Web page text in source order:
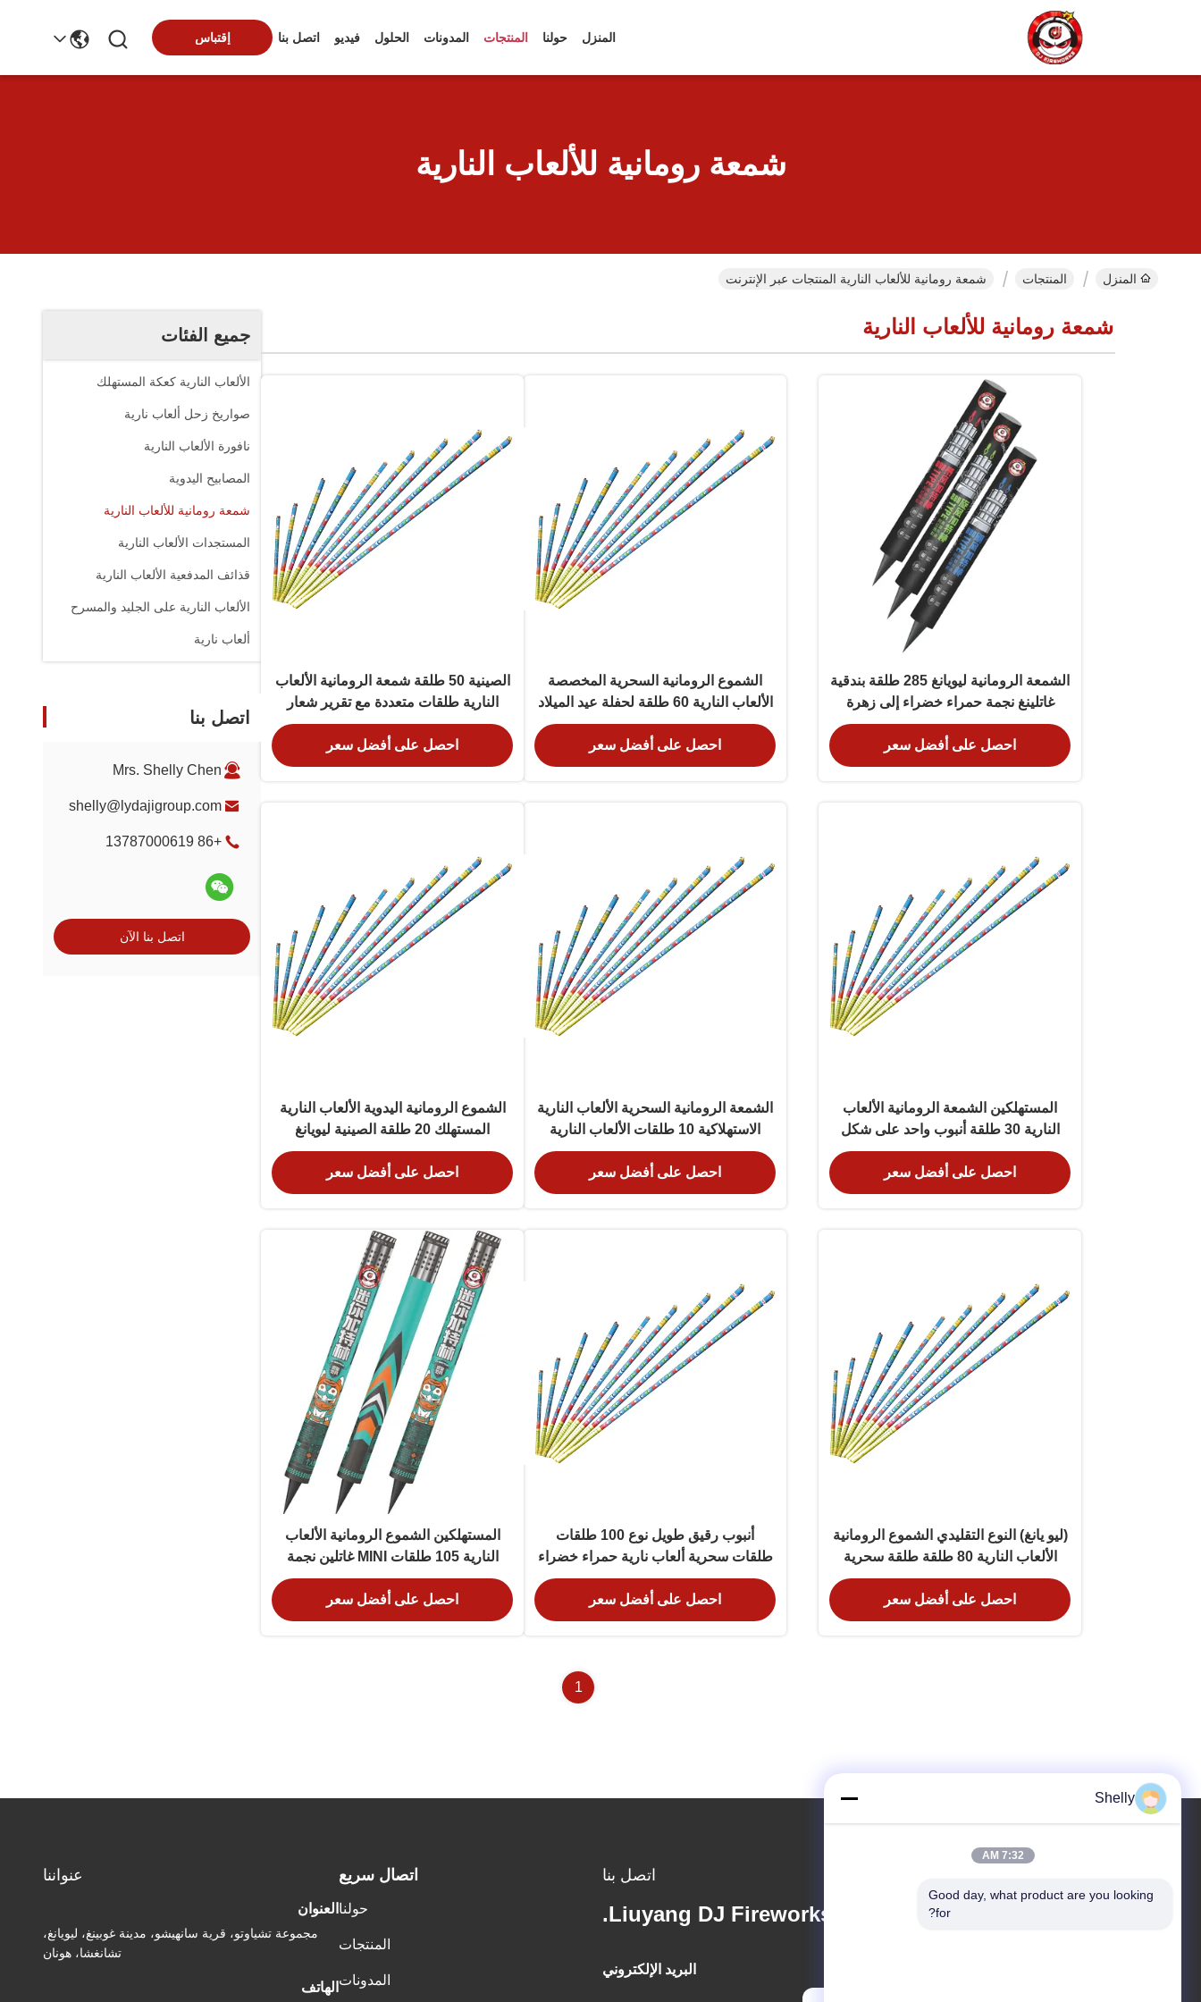
المنزل حولنا المنتجات المدونات الحلول فيديو اتصل بنا إقتباس
شمعة رومانية للألعاب النارية
المنزل المنتجات شمعة رومانية للألعاب النارية المنتجات عبر الإنترنت
جميع الفئات
الألعاب النارية كعكة المستهلك
صواريخ زحل ألعاب نارية
نافورة الألعاب النارية
المصابيح اليدوية
شمعة رومانية للألعاب النارية
المستجدات الألعاب النارية
قذائف المدفعية الألعاب النارية
الألعاب النارية على الجليد والمسرح
ألعاب نارية
اتصل بنا
Mrs. Shelly Chen
shelly@lydajigroup.com
+86 13787000619
اتصل بنا الآن
شمعة رومانية للألعاب النارية
الشمعة الرومانية ليويانغ 285 طلقة بندقية
غاتلينغ نجمة حمراء خضراء إلى زهرة
الكرزنتيم
احصل على أفضل سعر
الشموع الرومانية السحرية المخصصة
الألعاب النارية 60 طلقة لحفلة عيد الميلاد
احصل على أفضل سعر
الصينية 50 طلقة شمعة الرومانية الألعاب
النارية طلقات متعددة مع تقرير شعار
مخصص
احصل على أفضل سعر
المستهلكين الشمعة الرومانية الألعاب
النارية 30 طلقة أنبوب واحد على شكل
ملون
احصل على أفضل سعر
الشمعة الرومانية السحرية الألعاب النارية
الاستهلاكية 10 طلقات الألعاب النارية
النوع الأنابيب الرقيقة الطويلة
احصل على أفضل سعر
الشموع الرومانية اليدوية الألعاب النارية
المستهلك 20 طلقة الصينية ليويانغ
احصل على أفضل سعر
(ليو يانغ) النوع التقليدي الشموع الرومانية
الألعاب النارية 80 طلقة طلقة سحرية
احصل على أفضل سعر
أنبوب رقيق طويل نوع 100 طلقات
طلقات سحرية ألعاب نارية حمراء خضراء
اللؤلؤ مع تقرير
احصل على أفضل سعر
المستهلكين الشموع الرومانية الألعاب
النارية 105 طلقات MINI غاتلين نجمة
حمراء خضراء إلى زهرة الكرزنتيم
احصل على أفضل سعر
1
اتصل بنا
Liuyang DJ Fireworks Trade Co., Ltd.
البريد الإلكتروني
اتصال سريع
حولنا
المنتجات
المدونات
عنواننا
العنوان
مجموعة تشياوتو، قرية سانهيشو، مدينة غوبينغ، ليويانغ،
تشانغشا، هونان
الهاتف
Shelly
7:32 AM
Good day, what product are you looking
for?